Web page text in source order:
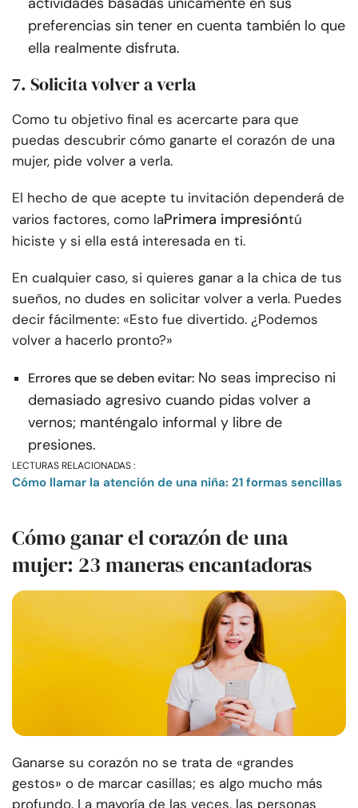
preferencias sin tener en cuenta también lo que
ella realmente disfruta.
7. Solicita volver a verla
Como tu objetivo final es acercarte para que
puedas descubrir cómo ganarte el corazón de una
mujer, pide volver a verla.
El hecho de que acepte tu invitación dependerá de
varios factores, como laPrimera impresióntú
hiciste y si ella está interesada en ti.
En cualquier caso, si quieres ganar a la chica de tus
sueños, no dudes en solicitar volver a verla. Puedes
decir fácilmente: «Esto fue divertido. ¿Podemos
volver a hacerlo pronto?»
Errores que se deben evitar: No seas impreciso ni
demasiado agresivo cuando pidas volver a
vernos; manténgalo informal y libre de
presiones.
LECTURAS RELACIONADAS :
Cómo llamar la atención de una niña: 21 formas sencillas
Cómo ganar el corazón de una
mujer: 23 maneras encantadoras
Ganarse su corazón no se trata de «grandes
gestos» o de marcar casillas; es algo mucho más
profundo. La mayoría de las veces, las personas